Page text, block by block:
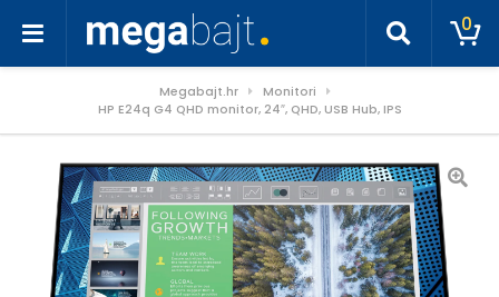
0
Megabajt.hr
Monitori
HP E24q G4 QHD monitor, 24″, QHD, USB Hub, IPS